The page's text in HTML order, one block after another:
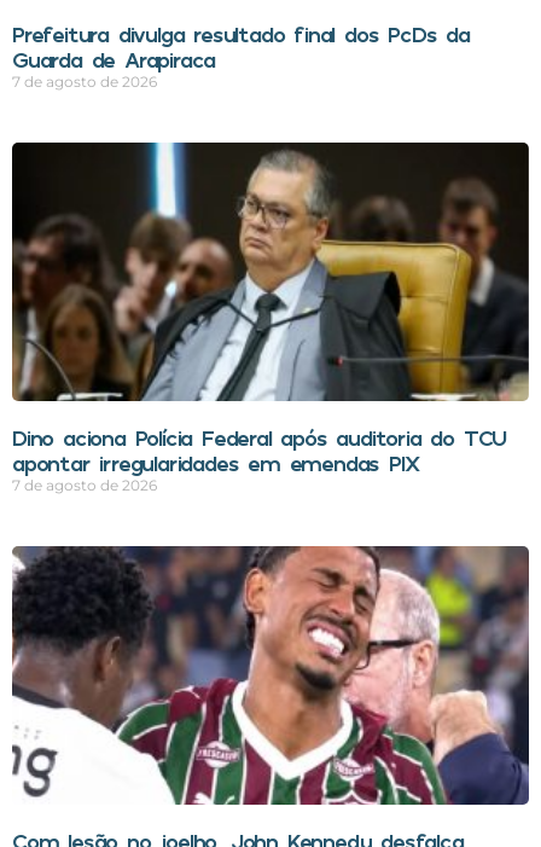
Prefeitura divulga resultado final dos PcDs da
Guarda de Arapiraca
7 de agosto de 2026
Dino aciona Polícia Federal após auditoria do TCU
apontar irregularidades em emendas PIX
7 de agosto de 2026
Com lesão no joelho, John Kennedy desfalca